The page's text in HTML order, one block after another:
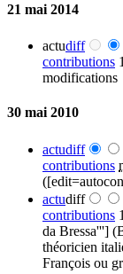
21 mai 2014
actudiff
contributions
modifications
30 mai 2010
actudiff
contributions
actudiff
contributions
da Bressa''']
théoricien
François ou